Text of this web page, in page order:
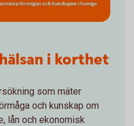
i korthet
som mäter
och kunskap om
lån och ekonomisk